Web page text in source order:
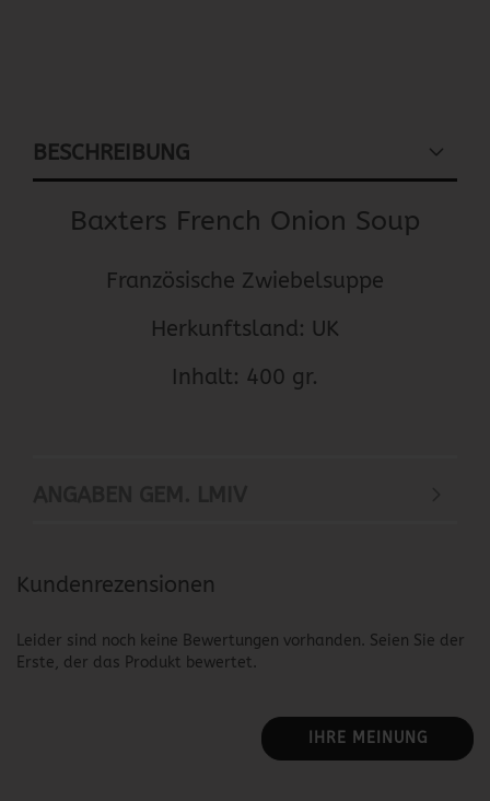
BESCHREIBUNG
Baxters French Onion Soup
Französische Zwiebelsuppe
Herkunftsland: UK
Inhalt: 400 gr.
Kundenrezensionen
Leider sind noch keine Bewertungen vorhanden. Seien Sie der
Erste, der das Produkt bewertet.
IHRE MEINUNG